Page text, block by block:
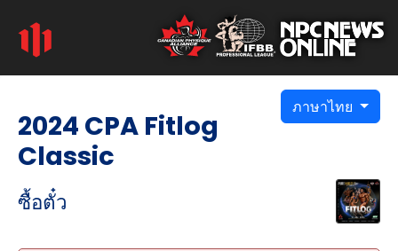
ภาษาไทย
2024 CPA Fitlog
Classic
ซื้อตั๋ว